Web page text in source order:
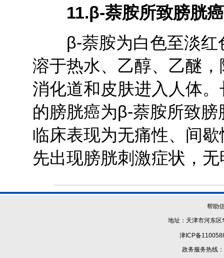
11.β-萘胺所致膀胱癌
β-萘胺为白色至淡红
溶于热水、乙醇、乙醚
消化道和皮肤进入人体
的膀胱癌为β-萘胺所致
临床表现为无痛性、间
先出现膀胱刺激症状，
帮助
地址：天津市河
津ICP备
政务服务热线